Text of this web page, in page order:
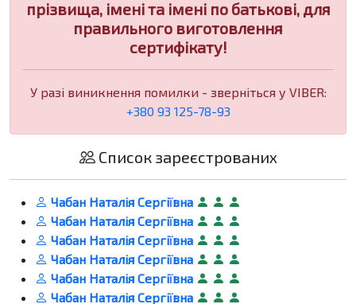
прізвища, імені та імені по батькові, для
правильного виготовлення
сертифікату!
У разі виникнення помилки - зверніться у VIBER:
+380 93 125-78-93
Список зареєстрованих
Чабан Наталія Сергіївна
Чабан Наталія Сергіївна
Чабан Наталія Сергіївна
Чабан Наталія Сергіївна
Чабан Наталія Сергіївна
Чабан Наталія Сергіївна